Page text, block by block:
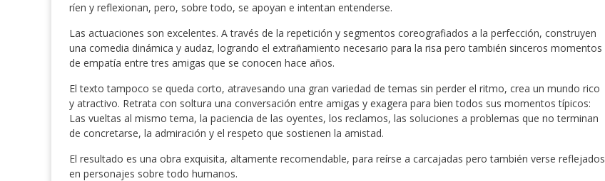
ríen y reflexionan, pero, sobre todo, se apoyan e intentan entenderse.
Las actuaciones son excelentes. A través de la repetición y segmentos coreografiados a la perfección, construyen
una comedia dinámica y audaz, logrando el extrañamiento necesario para la risa pero también sinceros momentos
de empatía entre tres amigas que se conocen hace años.
El texto tampoco se queda corto, atravesando una gran variedad de temas sin perder el ritmo, crea un mundo rico
y atractivo. Retrata con soltura una conversación entre amigas y exagera para bien todos sus momentos típicos:
Las vueltas al mismo tema, la paciencia de las oyentes, los reclamos, las soluciones a problemas que no terminan
de concretarse, la admiración y el respeto que sostienen la amistad.
El resultado es una obra exquisita, altamente recomendable, para reírse a carcajadas pero también verse reflejados
en personajes sobre todo humanos.